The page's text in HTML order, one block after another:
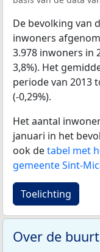
De bevolking van
inwoners
3.978 inwoners in
3,8%). Het
periode van 2013
(-0,29%).
Het aantal
januari in het
ook detabel met
gemeente Sint-
Toelichting
Over de